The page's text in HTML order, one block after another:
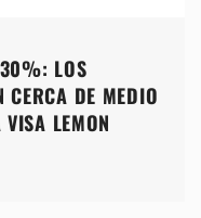
LOS
CERCA DE MEDIO
LEMON